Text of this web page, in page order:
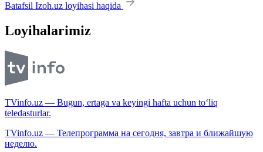
Batafsil Izoh.uz loyihasi haqida
Loyihalarimiz
TVinfo.uz — Bugun, ertaga va keyingi hafta uchun to‘liq
teledasturlar.
TVinfo.uz — Телепрограмма на сегодня, завтра и ближайшую
неделю.